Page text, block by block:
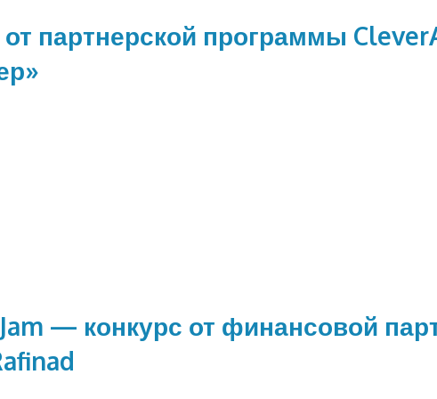
партнерской программы
— конкурс от финансовой